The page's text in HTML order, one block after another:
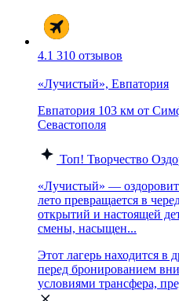
4.1 310 отзывов
«Лучистый», Евпатория
Евпатория 103 км от
Севастополя
Топ! Творчество
«Лучистый» —
лето превращается в
открытий и настоящей
смены, насыщен...
Этот лагерь находится в
перед бронированием
условиями трансфера,